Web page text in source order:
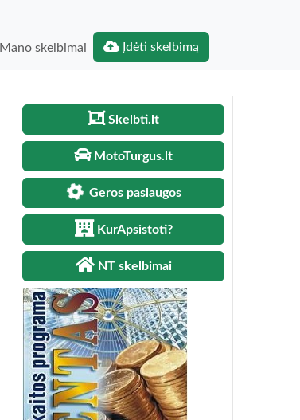
Mano skelbimai Įdėti skelbimą
Skelbti.lt
MotoTurgus.lt
Geros paslaugos
KurApsistoti?
NT skelbimai